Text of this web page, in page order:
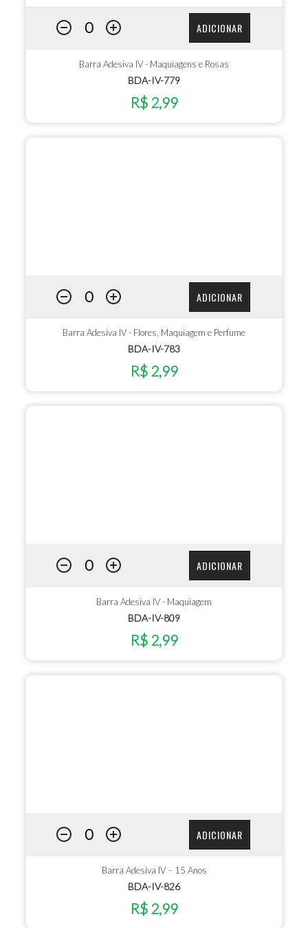
ADICIONAR
Barra Adesiva IV - Maquiagens e Rosas
BDA-IV-779
R$ 2,99
ADICIONAR
Barra Adesiva IV - Flores, Maquiagem e Perfume
BDA-IV-783
R$ 2,99
ADICIONAR
Barra Adesiva IV - Maquiagem
BDA-IV-809
R$ 2,99
ADICIONAR
Barra Adesiva IV – 15 Anos
BDA-IV-826
R$ 2,99